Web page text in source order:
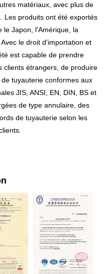
matériaux, avec plus de
Les produits ont été exportés
le Japon, l'Amérique, la
le droit d'importation et
est capable de prendre
clients étrangers, de produire
tuyauterie conformes aux
JIS, ANSI, EN, DIN, BS et
de type annulaire, des
de tuyauterie selon les